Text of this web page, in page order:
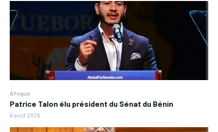
Afrique
Patrice Talon élu président du Sénat du Bénin
6 août 2026